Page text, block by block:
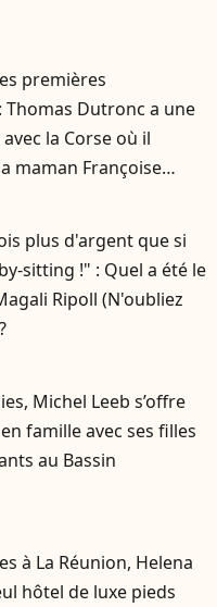
premières
Thomas Dutronc a une
la Corse où il
maman Françoise
plus d'argent que si
sitting !" : Quel a été le
Ripoll (N'oubliez
Michel Leeb s’offre
famille avec ses filles
au Bassin
à La Réunion, Helena
hôtel de luxe pieds